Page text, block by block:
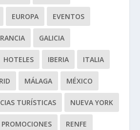
EUROPA EVENTOS
GALICIA
HOTELES IBERIA ITALIA
MÁLAGA MÉXICO
TURÍSTICAS NUEVA YORK
PROMOCIONES RENFE